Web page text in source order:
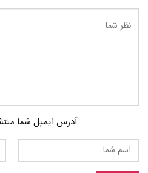
آدرس ایمیل شما